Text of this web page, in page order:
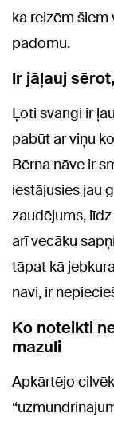
ka reizēm
padomu.
Ir jāļauj
Ļoti svarīgi ir
pabūt ar viņu
Bērna nāve ir
iestājusies jau
zaudējums,
arī vecāku
tāpat kā
nāvi, ir
Ko noteikti
mazuli
Apkārtējo